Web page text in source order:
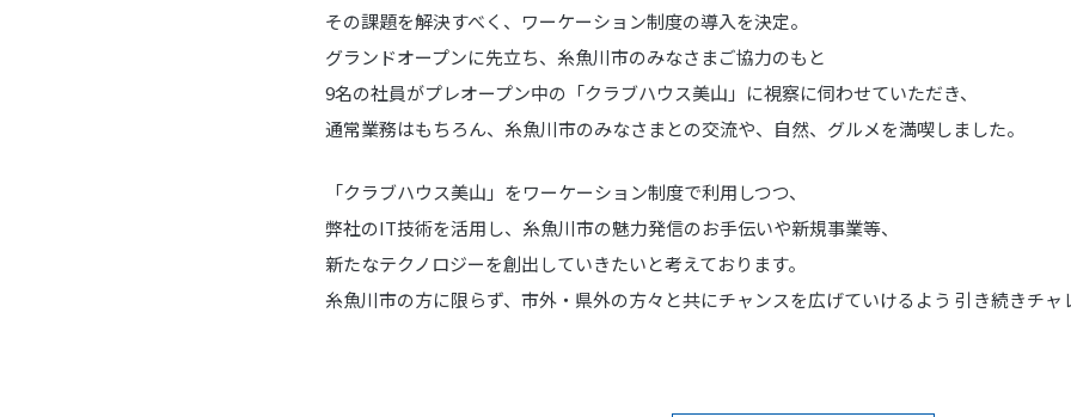
その課題を解決すべく、ワーケーション制度の導入を決定。
グランドオープンに先立ち、糸魚川市のみなさまご協力のもと
9名の社員がプレオープン中の「クラブハウス美山」に視察に伺わせていただき、
通常業務はもちろん、糸魚川市のみなさまとの交流や、自然、グルメを満喫しました。
「クラブハウス美山」をワーケーション制度で利用しつつ、
弊社のIT技術を活用し、糸魚川市の魅力発信のお手伝いや新規事業等、
新たなテクノロジーを創出していきたいと考えております。
糸魚川市の方に限らず、市外・県外の方々と共にチャンスを広げていけるよう 引き続きチャ